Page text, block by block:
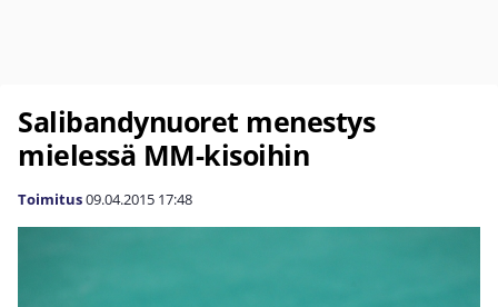
Salibandynuoret menestys
mielessä MM-kisoihin
Toimitus09.04.2015 17:48